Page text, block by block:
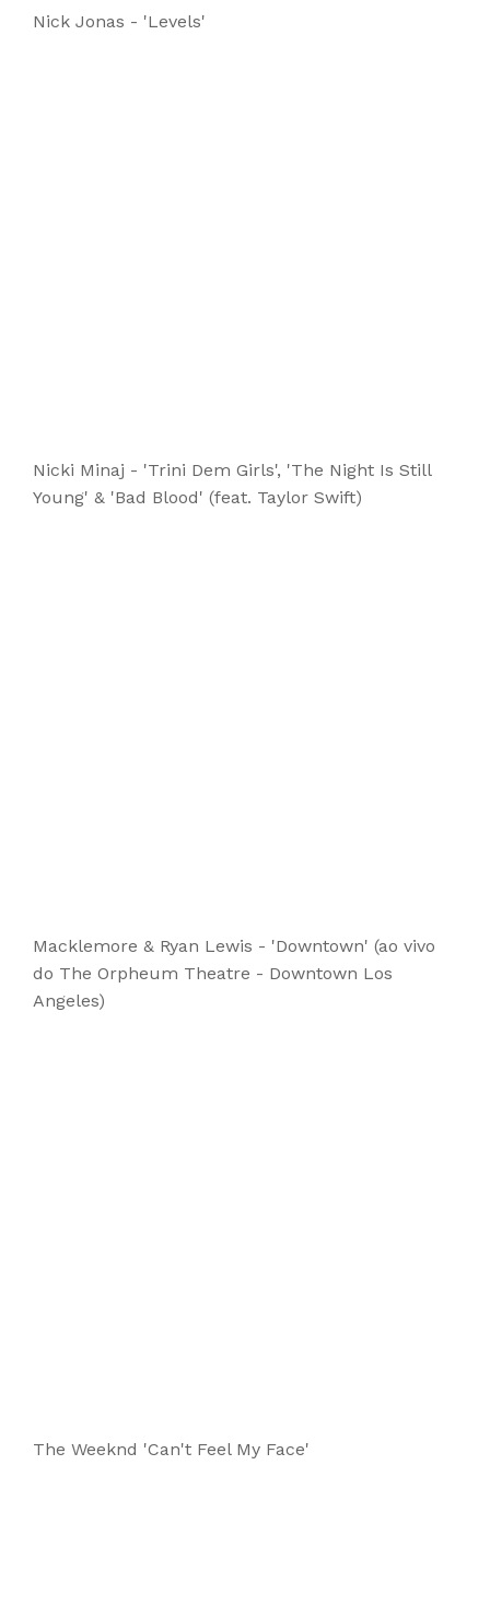
Nick Jonas - 'Levels'
Nicki Minaj - 'Trini Dem Girls', 'The Night Is Still
Young' & 'Bad Blood' (feat. Taylor Swift)
Macklemore & Ryan Lewis - 'Downtown' (ao vivo
do The Orpheum Theatre - Downtown Los
Angeles)
The Weeknd 'Can't Feel My Face'